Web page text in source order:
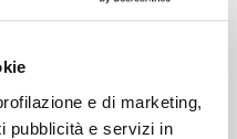
e di marketing,
pubblicità e servizi in